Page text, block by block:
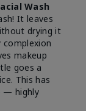
Wash
It leaves
drying it
makeup
goes a
This has
— highly